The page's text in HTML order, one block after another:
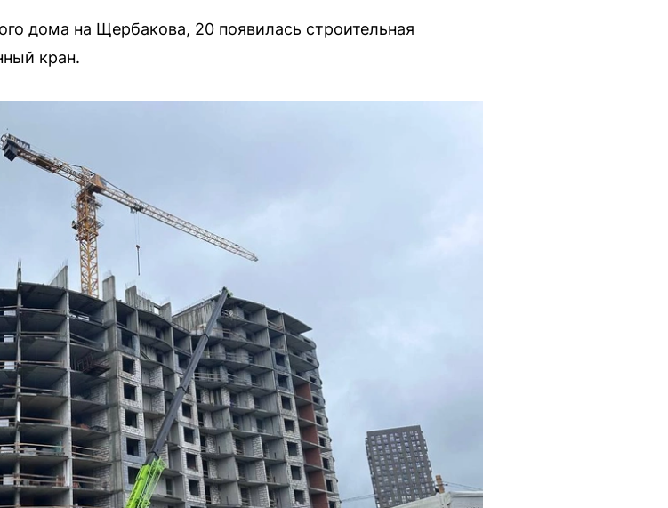
дома на Щербакова, 20 появилась строительная
кран.